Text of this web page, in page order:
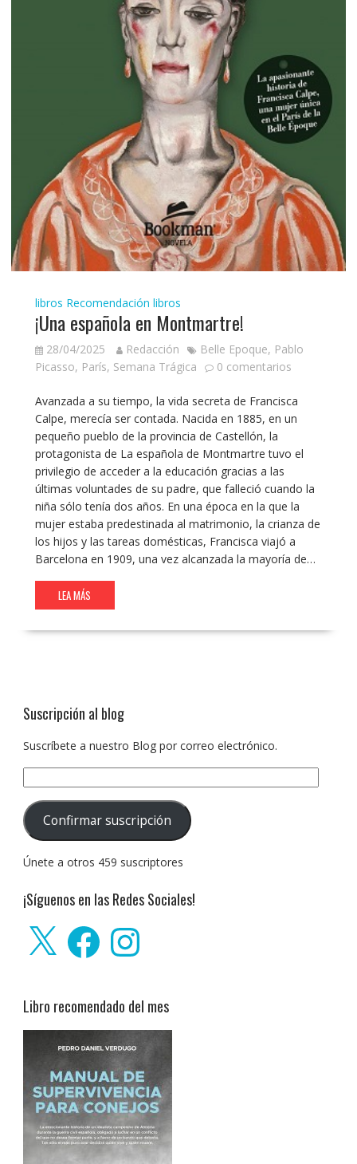
libros Recomendación libros
¡Una española en Montmartre!
28/04/2025 Redacción Belle Epoque, Pablo
Picasso, París, Semana Trágica 0 comentarios
Avanzada a su tiempo, la vida secreta de Francisca
Calpe, merecía ser contada. Nacida en 1885, en un
pequeño pueblo de la provincia de Castellón, la
protagonista de La española de Montmartre tuvo el
privilegio de acceder a la educación gracias a las
últimas voluntades de su padre, que falleció cuando la
niña sólo tenía dos años. En una época en la que la
mujer estaba predestinada al matrimonio, la crianza de
los hijos y las tareas domésticas, Francisca viajó a
Barcelona en 1909, una vez alcanzada la mayoría de…
LEA MÁS
Suscripción al blog
Suscríbete a nuestro Blog por correo electrónico.
de
correo
electrónico:
Confirmar suscripción
Únete a otros 459 suscriptores
¡Síguenos en las Redes Sociales!
FacebookInstagram
Libro recomendado del mes